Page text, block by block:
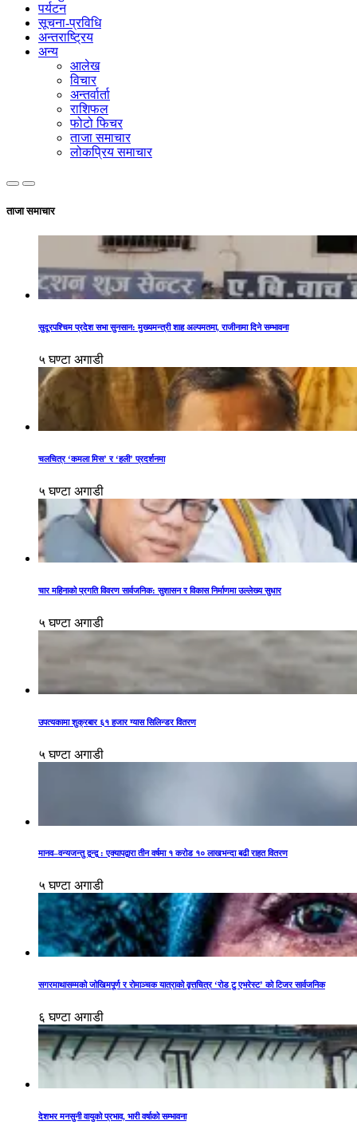
पर्यटन
सूचना-प्रविधि
अन्तराष्ट्रिय
अन्य
आलेख
विचार
अन्तर्वार्ता
राशिफल
फोटो फिचर
ताजा समाचार
लोकप्रिय समाचार
ताजा समाचार
सुदूरपश्चिम प्रदेश सभा सुनसान: मुख्यमन्त्री शाह अल्पमतमा, राजीनामा दिने सम्भावना
५ घण्टा अगाडी
चलचित्र ‘कमला मिस’ र ‘हली’ प्रदर्शनमा
५ घण्टा अगाडी
चार महिनाको प्रगति विवरण सार्वजनिक: सुशासन र विकास निर्माणमा उल्लेख्य सुधार
५ घण्टा अगाडी
उपत्यकामा शुक्रबार ६१ हजार ग्यास सिलिन्डर वितरण
५ घण्टा अगाडी
मानव–वन्यजन्तु द्वन्द्व : एक्यापद्वारा तीन वर्षमा १ करोड १० लाखभन्दा बढी राहत वितरण
५ घण्टा अगाडी
सगरमाथासम्मको जोखिमपूर्ण र रोमाञ्चक यात्राको वृत्तचित्र ‘रोड टु एभरेस्ट’ को टिजर सार्वजनिक
६ घण्टा अगाडी
देशभर मनसुनी वायुको प्रभाव, भारी वर्षाको सम्भावना